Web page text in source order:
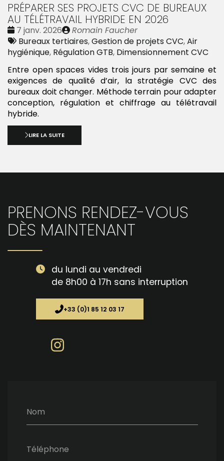
PRÉPARER SES PROJETS CVC DE BUREAUX
AU TÉLÉTRAVAIL HYBRIDE EN 2026
Date
:
7 janv. 2026
Publié
par
Romain Faucher
Tags
:
Bureaux tertiaires,Gestion de projets CVC,Air
hygiénique, Régulation GTB, Dimensionnement CVC
Entre open spaces vides trois jours par semaine et
exigences de qualité d’air, la stratégie CVC des
bureaux doit changer. Méthode terrain pour adapter
conception, régulation et chiffrage au télétravail
hybride.
LIRE LA SUITE
PRENONS RENDEZ-VOUS
DÈS MAINTENANT
Nom
Téléphone
du lundi au vendredi
de 8h00 à 17h sans interruption
+33 (0)1 85 12 03 17